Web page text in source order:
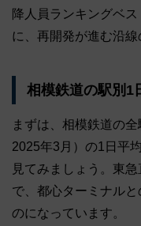
降人員ランキングベ
に、再開発が進む沿線
相模鉄道の駅別1
まずは、相模鉄道の
2025年3月）の1日平
見てみましょう。東
で、都心ターミナル
のになっています。